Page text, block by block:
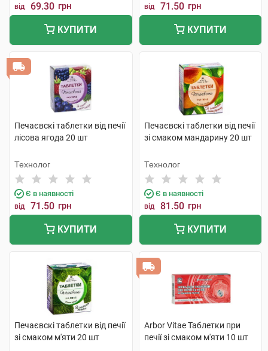
від 69.30 грн
КУПИТИ
від 71.50 грн
КУПИТИ
Печаєвскі таблетки від печії
лісова ягода 20 шт
Технолог
Є в наявності
від 71.50 грн
КУПИТИ
Печаєвскі таблетки від печії
зі смаком мандарину 20 шт
Технолог
Є в наявності
від 81.50 грн
КУПИТИ
Печаєвскі таблетки від печії
зі смаком м'яти 20 шт
Arbor Vitae Таблетки при
печії зі смаком м'яти 10 шт